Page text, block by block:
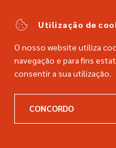
A DIMACER
Catálogo
Utilização de
O nosso website utiliza
navegação e para fins
consentir a sua utilização.
CONCORDO